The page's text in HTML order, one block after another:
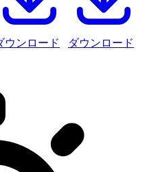
ウンロード ダウンロード